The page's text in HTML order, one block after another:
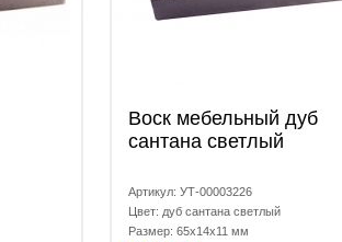
Воск мебельный дуб
сантана светлый
Артикул: УТ-00003226
Цвет: дуб сантана светлый
Размер: 65x14x11 мм